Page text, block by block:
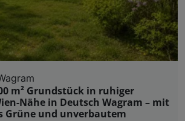
m² Grundstück in ruhiger
Nähe in Deutsch Wagram – mit
Grüne und unverbautem